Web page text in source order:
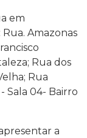
em
Amazonas
Rua dos
Rua
Sala 04- Bairro
a